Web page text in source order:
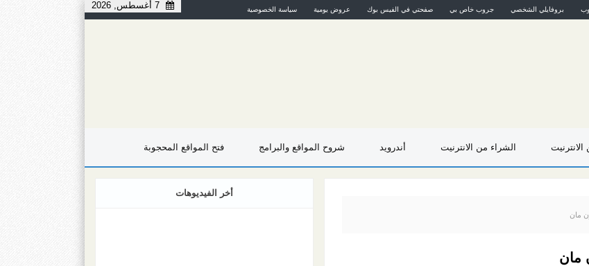
بروفايلي الشخصي جروب خاص بي صفحتي في الفيس بوك عروض يومية سياسة الخصوصية 7 أغسطس, 2026
الانترنيت الشراء من الانترنيت أندرويد شروح المواقع والبرامج فتح المواقع المحجوبة
أخر الفيديوهات